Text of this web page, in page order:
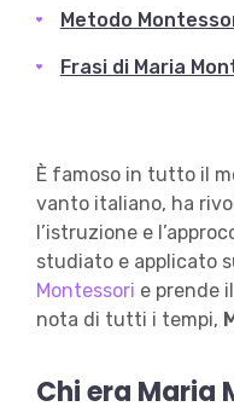
Metodo
Frasi di Maria
È famoso in tutto il
vanto italiano, ha
l’istruzione e
studiato e applicato
Montessori e prende
nota di tutti i tempi,
Chi era Maria